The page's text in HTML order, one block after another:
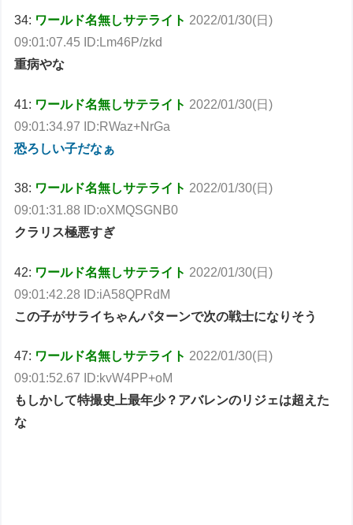
34: ワールド名無しサテライト 2022/01/30(日)
09:01:07.45 ID:Lm46P/zkd
重病やな
41: ワールド名無しサテライト 2022/01/30(日)
09:01:34.97 ID:RWaz+NrGa
恐ろしい子だなぁ
38: ワールド名無しサテライト 2022/01/30(日)
09:01:31.88 ID:oXMQSGNB0
クラリス極悪すぎ
42: ワールド名無しサテライト 2022/01/30(日)
09:01:42.28 ID:iA58QPRdM
この子がサライちゃんパターンで次の戦士になりそう
47: ワールド名無しサテライト 2022/01/30(日)
09:01:52.67 ID:kvW4PP+oM
もしかして特撮史上最年少？アバレンのリジェは超えた
な